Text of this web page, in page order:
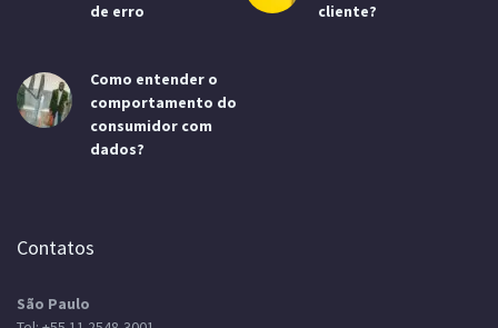
de erro
cliente?
Como entender o
comportamento do
consumidor com
dados?
Contatos
São Paulo